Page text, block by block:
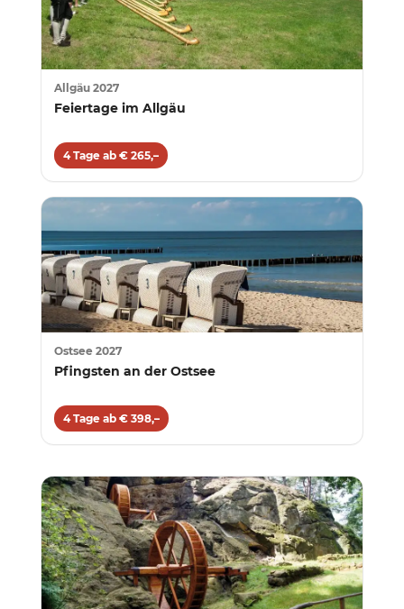
Allgäu 2027
Feiertage im Allgäu
4 Tage ab € 265,–
Ostsee 2027
Pfingsten an der Ostsee
4 Tage ab € 398,–